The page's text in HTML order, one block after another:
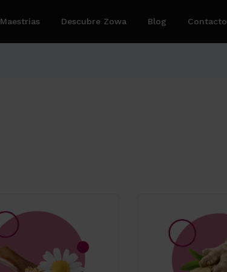
Maestrías Descubre Zowa Blog Contacto